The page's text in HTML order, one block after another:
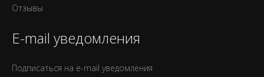
Отзывы
E-mail уведомления
Подписаться на e-mail уведомления